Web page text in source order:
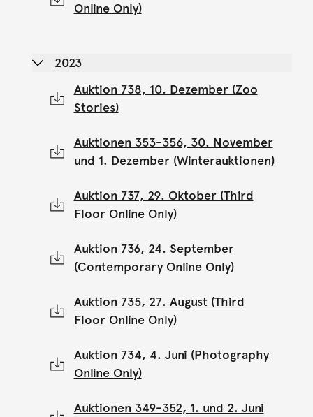
Online Only)
2023
Auktion 738, 10. Dezember (Zoo
Stories)
Auktionen 353-356, 30. November
und 1. Dezember (Winterauktionen)
Auktion 737, 29. Oktober (Third
Floor Online Only)
Auktion 736, 24. September
(Contemporary Online Only)
Auktion 735, 27. August (Third
Floor Online Only)
Auktion 734, 4. Juni (Photography
Online Only)
Auktionen 349-352, 1. und 2. Juni